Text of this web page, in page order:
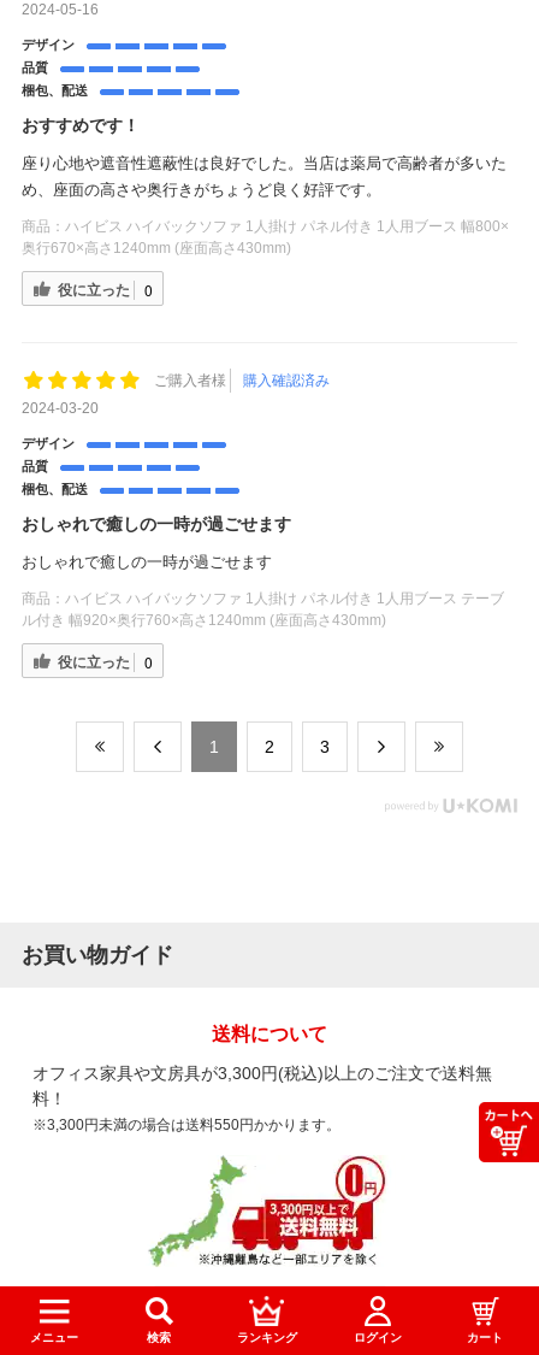
2024-05-16
デザイン
品質
梱包、配送
おすすめです！
座り心地や遮音性遮蔽性は良好でした。当店は薬局で高齢者が多いた
め、座面の高さや奥行きがちょうど良く好評です。
商品： ハイビス ハイバックソファ 1人掛け パネル付き 1人用ブース 幅800×
奥行670×高さ1240mm (座面高さ430mm)
役に立った 0
ご購入者様
購入確認済み
2024-03-20
デザイン
品質
梱包、配送
おしゃれで癒しの一時が過ごせます
おしゃれで癒しの一時が過ごせます
商品： ハイビス ハイバックソファ 1人掛け パネル付き 1人用ブース テーブ
ル付き 幅920×奥行760×高さ1240mm (座面高さ430mm)
役に立った 0
​1 ​2 ​3
お買い物ガイド
送料について
オフィス家具や文房具が3,300円(税込)以上のご注文で送料無
料！
※3,300円未満の場合は送料550円かかります。
詳しくはこちら
メニュー 検索 ランキング ログイン カート